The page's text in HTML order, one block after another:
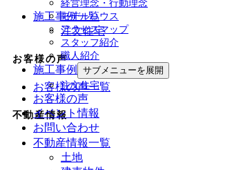
経営理念・行動理念
モデルハウス
アクセスマップ
スタッフ紹介
職人紹介
施工事例
サブメニューを展開
注文住宅
お客様の声
イベント情報
お問い合わせ
施工事例一覧
注文住宅
お客様の声
お客様の声一覧
不動産情報
不動産情報一覧
土地